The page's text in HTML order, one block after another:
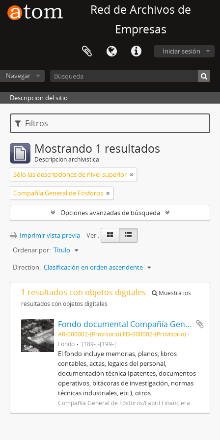
Red de Archivos de
Empresas
Iniciar sesión
Navegar
Descripcion del sitio
Filtros
Mostrando 1 resultados
Descripción archivística
Sólo las descripciones de nivel superior
Compañía General de Fósforos
Opciones avanzadas de búsqueda
Imprimir vista previa
Ver :
Ordenar por: Título
Direction: Clasificación en orden ascendente
1 resultados con objetos digitales
Muestra los
resultados con objetos digitales
Fondo documental Compañía General de Fósforos/Fabril Financiera
AR-000002-(Provisorio) FD-000002-(Provisorio)
Fondo
[189-]-[199-]
El fondo incluye memorias, planos, libros
contables, actas, legajos del personal,
documentación técnica (patentes, documentos
operativos, bitácoras de investigación, normas
técnicas industriales, etc.), otros
Compañía General de Fósforos/Fabril Financiera